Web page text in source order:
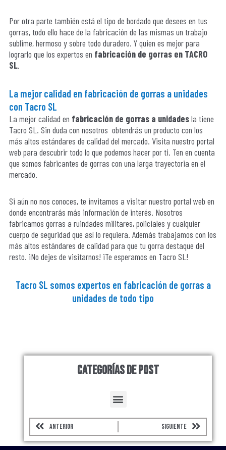
Por otra parte también está el tipo de bordado que desees en tus
gorras, todo ello hace de la fabricación de las mismas un trabajo
sublime, hermoso y sobre todo duradero. Y quien es mejor para
lograrlo que los expertos en fabricación de gorras en TACRO
SL.
La mejor calidad en fabricación de gorras a unidades
con Tacro SL
La mejor calidad en fabricación de gorras a unidadesla tiene
Tacro SL. Sin duda con nosotros obtendrás un producto con los
más altos estándares de calidad del mercado. Visita nuestro portal
web para descubrir todo lo que podemos hacer por ti. Ten en cuenta
que somos fabricantes de gorras con una larga trayectoria en el
mercado.
Si aún no nos conoces, te invitamos a visitar nuestro portal web en
donde encontrarás más información de interés. Nosotros
fabricamos gorras a ruindades militares, policiales y cualquier
cuerpo de seguridad que así lo requiera. Además trabajamos con los
más altos estándares de calidad para que tu gorra destaque del
resto. ¡No dejes de visitarnos! ¡Te esperamos en Tacro SL!
Tacro SL somos expertos en fabricación de gorras a
unidades de todo tipo
Categorías de Post
Menu
Prev
ANTERIOR SIGUIENTE Next